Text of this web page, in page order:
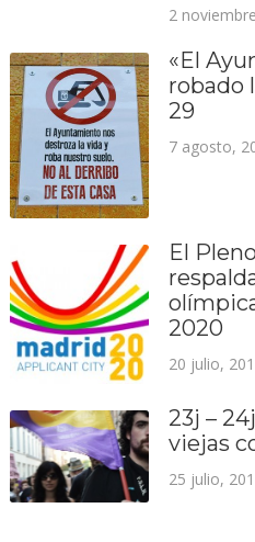
2
«El
robado
29
7 agosto,
El
2020
20 julio,
23j –
viejas
25 julio,